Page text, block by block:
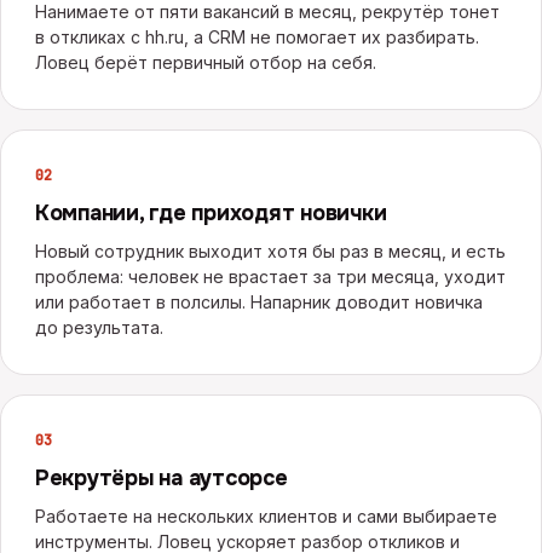
Нанимаете от пяти вакансий в месяц, рекрутёр тонет
в откликах с hh.ru, а CRM не помогает их разбирать.
Ловец берёт первичный отбор на себя.
02
Компании, где приходят новички
Новый сотрудник выходит хотя бы раз в месяц, и есть
проблема: человек не врастает за три месяца, уходит
или работает в полсилы. Напарник доводит новичка
до результата.
03
Рекрутёры на аутсорсе
Работаете на нескольких клиентов и сами выбираете
инструменты. Ловец ускоряет разбор откликов и